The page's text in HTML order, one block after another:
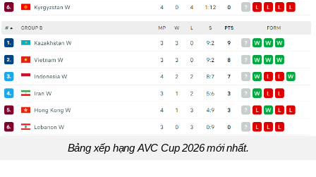
Bảng xếp hạng AVC Cup 2026 mới nhất.